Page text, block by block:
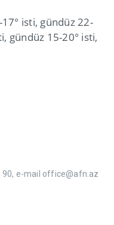
isti, gündüz 22-
gündüz 15-20° isti,
90, e-mail office@afn.az